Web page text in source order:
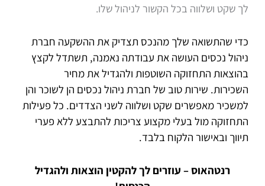
לך שקט ושלווה בכל הקשור לניהול שלו.
כדי שהתשואה שלך מהנכס תצדיק את ההשקעה חברת
ניהול נכסים העושה את עבודתה נאמנה, תשתדל לקצץ
בהוצאות התחזוקה השוטפות ולהגדיל את מחיר
השכירות. שירות טוב של חברת ניהול נכסים הן לשוכר והן
למשכיר מאפשרים שקט ושלווה לשני הצדדים. כל פעילות
התחזוקה מול בעלי מקצוע צריכות להתבצע ללא פערי
תיווך ובאישור הלקוח בלבד.
רנטהאוס – עוזרים לך להקטין הוצאות ולהגדיל